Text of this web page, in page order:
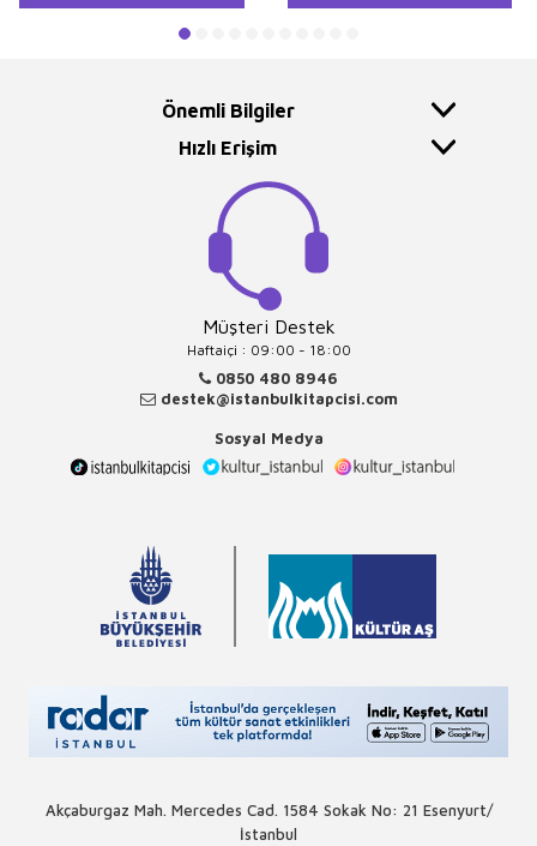
Önemli Bilgiler
Hızlı Erişim
Müşteri Destek
Haftaiçi : 09:00 - 18:00
0850 480 8946
destek@istanbulkitapcisi.com
Sosyal Medya
Akçaburgaz Mah. Mercedes Cad. 1584 Sokak No: 21 Esenyurt/
İstanbul